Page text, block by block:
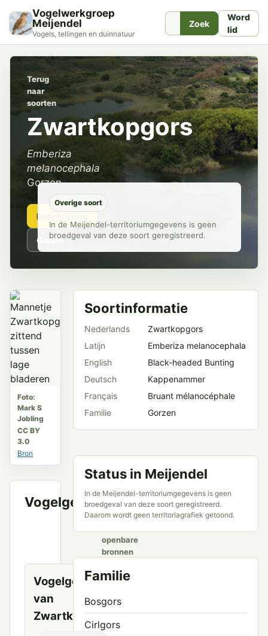
Vogelwerkgroep
Meijendel
Vogels, tellingen en duinnatuur
Zoek
Word
lid
Terug
naar
soorten
Zwartkopgors
Emberiza
melanocephala
Gorzen
Beschrijving
Geluid
Overige soort
In de Meijendel-territoriumgegevens is geen
broedgeval van deze soort geregistreerd.
Foto:
Mark S
Jobling
CC BY
3.0
Bron
VogelgeluidVWG
Meijendel
openbare
bronnen
Vogelgeluid
van
Zwartkopgors
Soortinformatie
Nederlands
Zwartkopgors
Latijn
Emberiza melanocephala
English
Black-headed Bunting
Deutsch
Kappenammer
Français
Bruant mélanocéphale
Familie
Gorzen
Status in Meijendel
In de Meijendel-territoriumgegevens is geen
broedgeval van deze soort geregistreerd.
Daarom wordt geen territoriagrafiek getoond.
Familie
Bosgors
Cirlgors